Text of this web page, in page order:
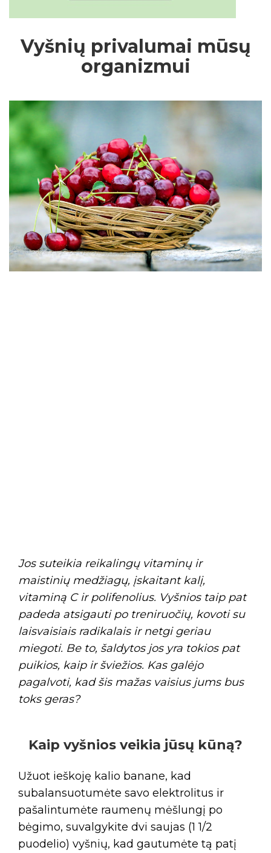
Vyšnių privalumai mūsų
organizmui
Jos suteikia reikalingų vitaminų ir
maistinių medžiagų, įskaitant kalį,
vitaminą C ir polifenolius. Vyšnios taip pat
padeda atsigauti po treniruočių, kovoti su
laisvaisiais radikalais ir netgi geriau
miegoti. Be to, šaldytos jos yra tokios pat
puikios, kaip ir šviežios. Kas galėjo
pagalvoti, kad šis mažas vaisius jums bus
toks geras?
Kaip vyšnios veikia jūsų kūną?
Užuot ieškoję kalio banane, kad
subalansuotumėte savo elektrolitus ir
pašalintumėte raumenų mėšlungį po
bėgimo, suvalgykite dvi saujas (1 1/2
puodelio) vyšnių, kad gautumėte tą patį